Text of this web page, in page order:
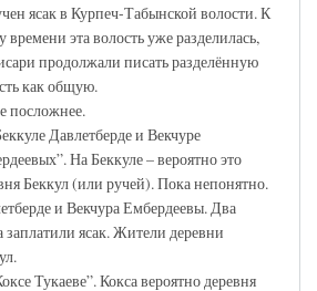
ясак в Курпеч-Табынской волости. К
времени эта волость уже разделилась,
продолжали писать разделённую
как общую.
посложнее.
Давлетберде и Векчуре
На Беккуле – вероятно это
Беккул (или ручей). Пока непонятно.
и Векчура Ембердеевы. Два
заплатили ясак. Жители деревни
Тукаеве”. Кокса вероятно деревня